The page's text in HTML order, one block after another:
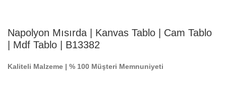
Napolyon Mısırda | Kanvas Tablo | Cam Tablo
| Mdf Tablo | B13382
Kaliteli Malzeme | % 100 Müşteri Memnuniyeti